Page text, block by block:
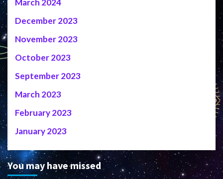
March 2024
December 2023
November 2023
October 2023
September 2023
March 2023
February 2023
January 2023
You may have missed